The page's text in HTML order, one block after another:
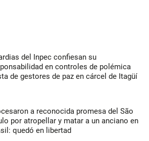
del Inpec confiesan su
en controles de polémica
de gestores de paz en cárcel de Itagüí
a reconocida promesa del São
por atropellar y matar a un anciano en
quedó en libertad